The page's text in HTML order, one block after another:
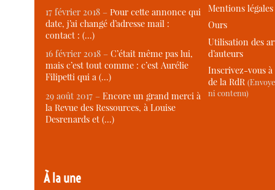
17 février 2018 –Pour cette annonce qui
date, j’ai changé d’adresse mail :
contact : (…)
16 février 2018 –C’était même pas lui,
mais c’est tout comme : c’est Aurélie
Filipetti qui a (…)
29 août 2017 –Encore un grand merci à
la Revue des Ressources, à Louise
Desrenards et (…)
À la une
Mentions légales
Ours
Utilisation des
d’auteurs
Inscrivez-vous
de la RdR
ni contenu)